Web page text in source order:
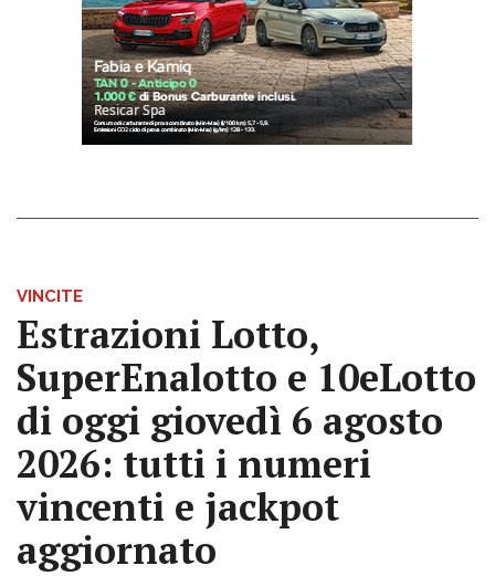
VINCITE
Estrazioni Lotto,
SuperEnalotto e 10eLotto
di oggi giovedì 6 agosto
2026: tutti i numeri
vincenti e jackpot
aggiornato